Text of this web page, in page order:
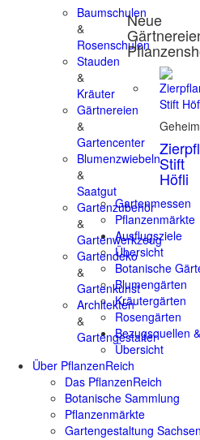
Baumschulen
&
Rosenschulen
Stauden
&
Kräuter
Gärtnereien
&
Gartencenter
Blumenzwiebeln
&
Saatgut
Gartenzubehör
&
Gartenwerkzeug
Gartendeko
&
Gartenkunst
Architekten
&
Gartengestalter
Neue
Stift
Höfli
Gartenmessen
Pflanzenmärkte
Ausflugsziele
Übersicht
Botanische
Blumengärten
Kräutergärten
Rosengärten
Bezugsquellen
Übersicht
Über PflanzenReich
Das PflanzenReich
Botanische Sammlung
Pflanzenmärkte
Gartengestaltung Sachsen